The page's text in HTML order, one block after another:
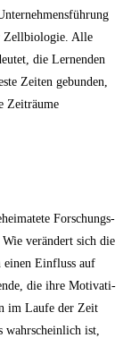
Zell­bio­lo­gie. Alle
die Ler­nen­den
Zei­ten gebun­den,
Zeit­räu­me
For­schungs­
ver­än­dert sich die
Ein­fluss auf
die ihre Moti­va­ti­
im Lau­fe der Zeit
wahr­schein­lich ist,